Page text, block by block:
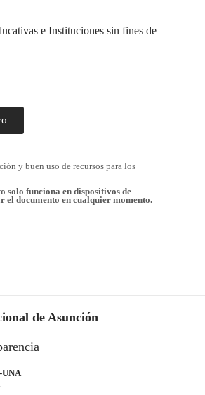
e Instituciones sin fines de
y buen uso de recursos para los
solo funciona en dispositivos de
el documento en cualquier momento.
de Asunción
UNA